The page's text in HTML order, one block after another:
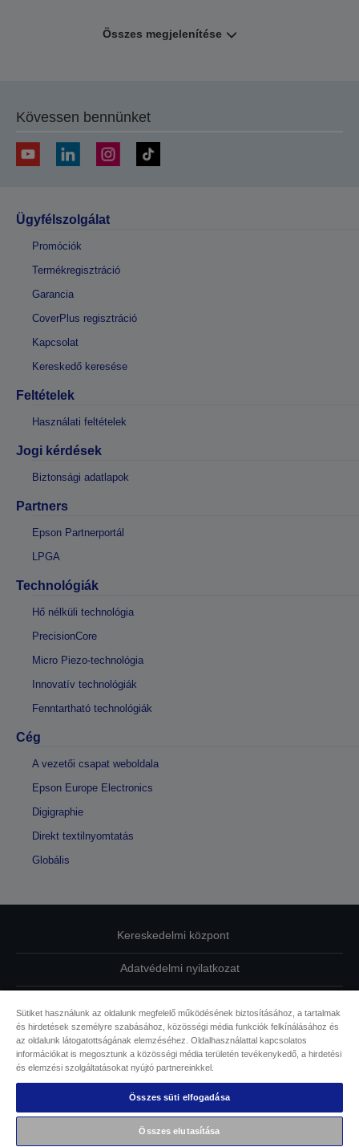
Összes megjelenítése
Kövessen bennünket
Ügyfélszolgálat
Promóciók
Termékregisztráció
Garancia
CoverPlus regisztráció
Kapcsolat
Kereskedő keresése
Feltételek
Használati feltételek
Jogi kérdések
Biztonsági adatlapok
Partners
Epson Partnerportál
LPGA
Technológiák
Hő nélküli technológia
PrecisionCore
Micro Piezo-technológia
Innovatív technológiák
Fenntartható technológiák
Cég
A vezetői csapat weboldala
Epson Europe Electronics
Digigraphie
Direkt textilnyomtatás
Globális
Kereskedelmi központ
Adatvédelmi nyilatkozat
Kapcsolatfelvétel
Sütikkel kapcsolatos információk
Az Epson elkötelezettsége az akadálymentesség mellett
Sütiket használunk az oldalunk megfelelő működésének biztosításához, a tartalmak
és hirdetések személyre szabásához, közösségi média funkciók felkínálásához és
az oldalunk látogatottságának elemzéséhez. Oldalhasználattal kapcsolatos
információkat is megosztunk a közösségi média területén tevékenykedő, a hirdetési
és elemzési szolgáltatásokat nyújtó partnereinkkel.
Összes süti elfogadása
Összes elutasítása